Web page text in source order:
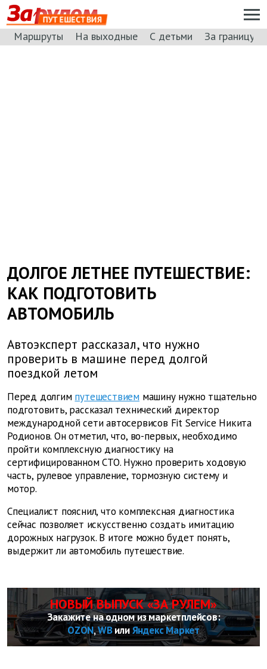
ПУТЕШЕСТВИЯ
Маршруты На выходные С детьми За границу
ДОЛГОЕ ЛЕТНЕЕ ПУТЕШЕСТВИЕ:
КАК ПОДГОТОВИТЬ
АВТОМОБИЛЬ
Автоэксперт рассказал, что нужно
проверить в машине перед долгой
поездкой летом
Перед долгим путешествием машину нужно тщательно
подготовить, рассказал технический директор
международной сети автосервисов Fit Service Никита
Родионов. Он отметил, что, во-первых, необходимо
пройти комплексную диагностику на
сертифицированном СТО. Нужно проверить ходовую
часть, рулевое управление, тормозную систему и
мотор.
Специалист пояснил, что комплексная диагностика
сейчас позволяет искусственно создать имитацию
дорожных нагрузок. В итоге можно будет понять,
выдержит ли автомобиль путешествие.
НОВЫЙ ВЫПУСК «ЗА РУЛЕМ»
Закажите на одном из маркетплейсов:
OZON,WBилиЯндекс Маркет